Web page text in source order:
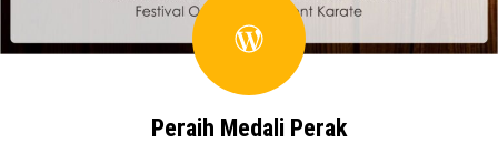
WordPress
Peraih Medali Perak